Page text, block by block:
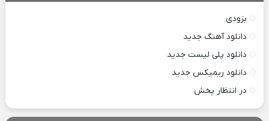
بزودی
دانلود آهنگ جدید
دانلود پلی لیست جدید
دانلود ریمیکس جدید
در انتظار پخش